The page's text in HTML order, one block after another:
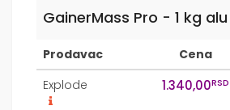
GainerMass Pro - 1 kg alu
Prodavac
Cena
Explode
1.340,00RSD